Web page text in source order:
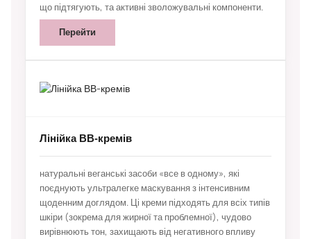
що підтягують, та активні зволожувальні компоненти.
Перейти
Лінійка ВВ-кремів
натуральні веганські засоби «все в одному», які
поєднують ультралегке маскування з інтенсивним
щоденним доглядом. Ці креми підходять для всіх типів
шкіри (зокрема для жирної та проблемної), чудово
вирівнюють тон, захищають від негативного впливу